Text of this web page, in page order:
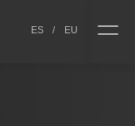
ES / EU